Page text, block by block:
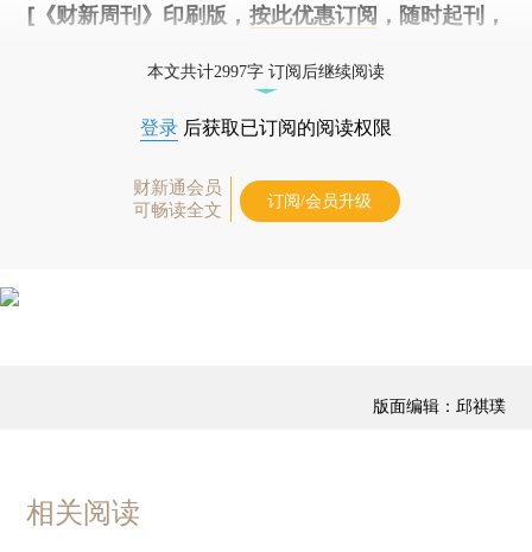
[《财新周刊》印刷版， 按此优惠订阅 ，随时起刊，
本文共计2997字 订阅后继续阅读
登录 后获取已订阅的阅读权限
财新通会员
可畅读全文
订阅/会员升级
版面编辑：邱祺璞
相关阅读